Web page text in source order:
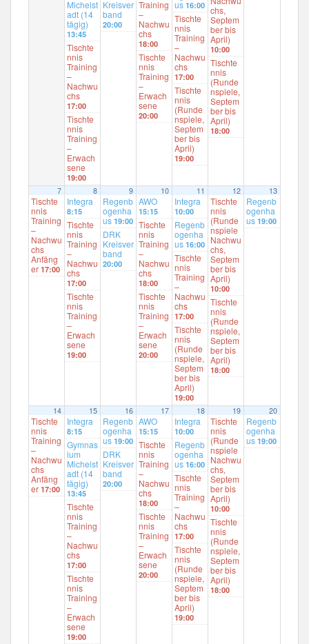
Michelst
adt (14
tägig)
13:45
Tischte
nnis
Training
–
Nachwu
chs
17:00
Tischte
nnis
Training
–
Erwach
sene
19:00
Kreisver
band
20:00
Training
–
Nachwu
chs
18:00
Tischte
nnis
Training
–
Erwach
sene
20:00
us 16:00
Tischte
nnis
Training
–
Nachwu
chs
17:00
Tischte
nnis
(Runde
nspiele,
Septem
ber bis
April)
19:00
chs,
Septem
ber bis
April)
10:00
Tischte
nnis
(Runde
nspiele,
Septem
ber bis
April)
18:00
7
Tischte
nnis
Training
–
Nachwu
chs
Anfäng
er 17:00
8
Integra
8:15
Tischte
nnis
Training
–
Nachwu
chs
17:00
Tischte
nnis
Training
–
Erwach
sene
19:00
9
Regenb
ogenha
us 19:00
DRK
Kreisver
band
20:00
10
AWO
15:15
Tischte
nnis
Training
–
Nachwu
chs
18:00
Tischte
nnis
Training
–
Erwach
sene
20:00
11
Integra
10:00
Regenb
ogenha
us 16:00
Tischte
nnis
Training
–
Nachwu
chs
17:00
Tischte
nnis
(Runde
nspiele,
Septem
ber bis
April)
19:00
12
Tischte
nnis
(Runde
nspiele
Nachwu
chs,
Septem
ber bis
April)
10:00
Tischte
nnis
(Runde
nspiele,
Septem
ber bis
April)
18:00
13
Regenb
ogenha
us 19:00
14
Tischte
nnis
Training
–
Nachwu
chs
Anfäng
er 17:00
15
Integra
8:15
Gymnas
ium
Michelst
adt (14
tägig)
13:45
Tischte
nnis
Training
–
Nachwu
chs
17:00
Tischte
nnis
Training
–
Erwach
sene
19:00
16
Regenb
ogenha
us 19:00
DRK
Kreisver
band
20:00
17
AWO
15:15
Tischte
nnis
Training
–
Nachwu
chs
18:00
Tischte
nnis
Training
–
Erwach
sene
20:00
18
Integra
10:00
Regenb
ogenha
us 16:00
Tischte
nnis
Training
–
Nachwu
chs
17:00
Tischte
nnis
(Runde
nspiele,
Septem
ber bis
April)
19:00
19
Tischte
nnis
(Runde
nspiele
Nachwu
chs,
Septem
ber bis
April)
10:00
Tischte
nnis
(Runde
nspiele,
Septem
ber bis
April)
18:00
20
Regenb
ogenha
us 19:00